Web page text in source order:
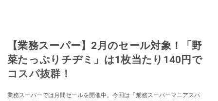
【業務スーパー】2月のセール対象！「野
菜たっぷりチヂミ」は1枚当たり140円で
コスパ抜群！
業務スーパーでは月間セールを開催中。今回は「業務スーパーマニアスパ